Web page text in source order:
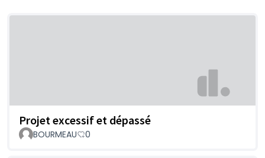
Projet excessif et dépassé
BOURMEAU 0